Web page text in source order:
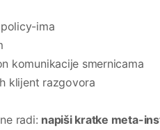
ima
komunikacije smernicama
klijent razgovora
radi: napiši kratke meta-